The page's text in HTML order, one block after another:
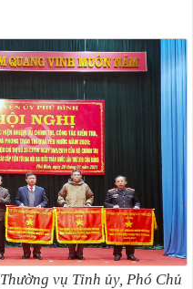
vụ Tỉnh ủy, Phó Chủ